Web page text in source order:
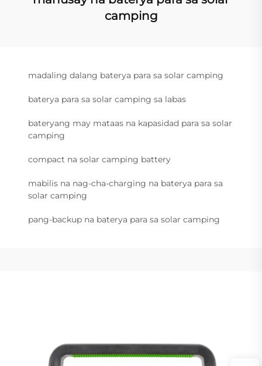
camping
madaling dalang baterya para sa solar camping
baterya para sa solar camping sa labas
bateryang may mataas na kapasidad para sa solar
camping
compact na solar camping battery
mabilis na nag-cha-charging na baterya para sa
solar camping
pang-backup na baterya para sa solar camping